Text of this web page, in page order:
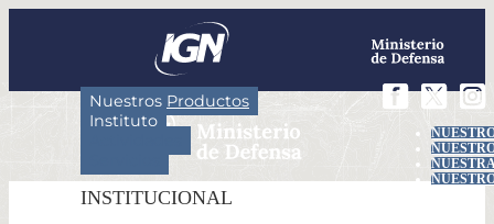
Nuestros Productos
Instituto
INSTITUCIONAL